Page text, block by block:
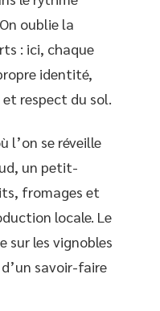
oublie la
: ici, chaque
identité,
respect du sol.
l’on se réveille
un petit-
fromages et
locale. Le
sur les vignobles
savoir-faire